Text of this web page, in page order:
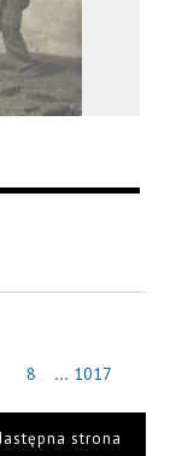
8 ... 1017
strona